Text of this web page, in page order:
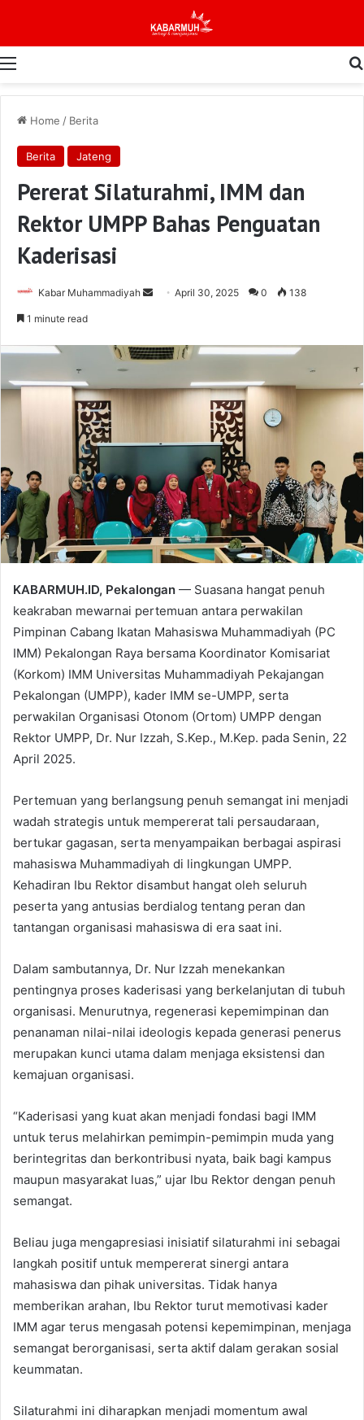
Menu
Home / Berita
Berita Jateng
Pererat Silaturahmi, IMM dan
Rektor UMPP Bahas Penguatan
Kaderisasi
Kabar Muhammadiyah
Send April 30, 2025 0 138
1 minute read
KABARMUH.ID, Pekalongan — Suasana hangat penuh
keakraban mewarnai pertemuan antara perwakilan
Pimpinan Cabang Ikatan Mahasiswa Muhammadiyah (PC
IMM) Pekalongan Raya bersama Koordinator Komisariat
(Korkom) IMM Universitas Muhammadiyah Pekajangan
Pekalongan (UMPP), kader IMM se-UMPP, serta
perwakilan Organisasi Otonom (Ortom) UMPP dengan
Rektor UMPP, Dr. Nur Izzah, S.Kep., M.Kep. pada Senin, 22
April 2025.
Pertemuan yang berlangsung penuh semangat ini menjadi
wadah strategis untuk mempererat tali persaudaraan,
bertukar gagasan, serta menyampaikan berbagai aspirasi
mahasiswa Muhammadiyah di lingkungan UMPP.
Kehadiran Ibu Rektor disambut hangat oleh seluruh
peserta yang antusias berdialog tentang peran dan
tantangan organisasi mahasiswa di era saat ini.
Dalam sambutannya, Dr. Nur Izzah menekankan
pentingnya proses kaderisasi yang berkelanjutan di tubuh
organisasi. Menurutnya, regenerasi kepemimpinan dan
penanaman nilai-nilai ideologis kepada generasi penerus
merupakan kunci utama dalam menjaga eksistensi dan
kemajuan organisasi.
“Kaderisasi yang kuat akan menjadi fondasi bagi IMM
untuk terus melahirkan pemimpin-pemimpin muda yang
berintegritas dan berkontribusi nyata, baik bagi kampus
maupun masyarakat luas,” ujar Ibu Rektor dengan penuh
semangat.
Beliau juga mengapresiasi inisiatif silaturahmi ini sebagai
langkah positif untuk mempererat sinergi antara
mahasiswa dan pihak universitas. Tidak hanya
memberikan arahan, Ibu Rektor turut memotivasi kader
IMM agar terus mengasah potensi kepemimpinan, menjaga
semangat berorganisasi, serta aktif dalam gerakan sosial
keummatan.
Silaturahmi ini diharapkan menjadi momentum awal